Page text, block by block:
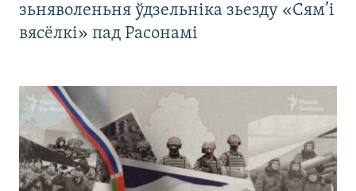
зьняволеньня ўдзельніка зьезду «Сям’і
вясёлкі» пад Расонамі